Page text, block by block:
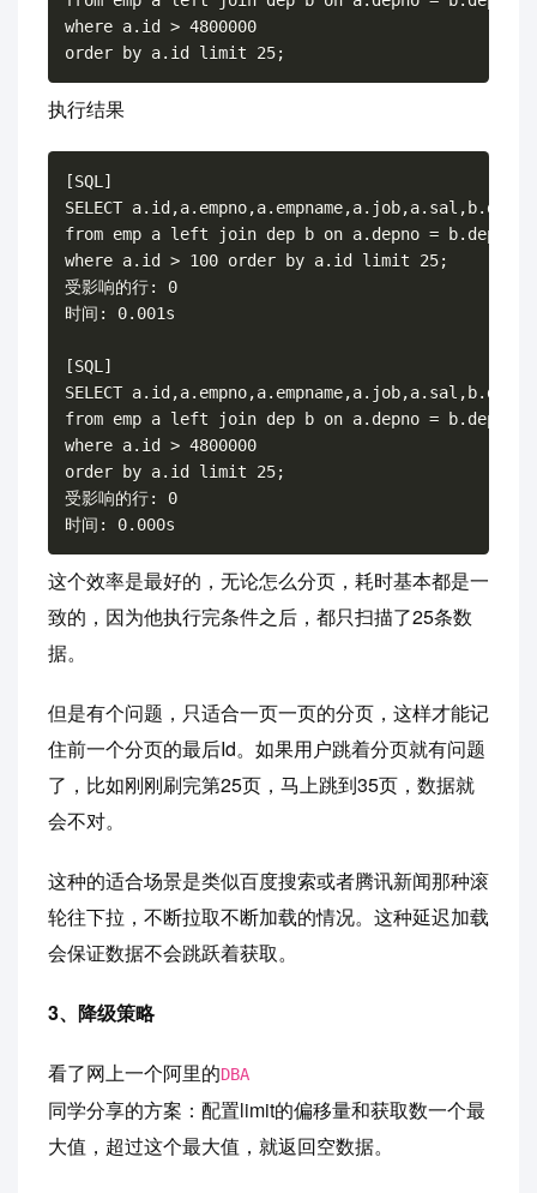
where a.id > 4800000
执行结果
[SQL]
SELECT
from emp a left join dep b on a.depno = b.depno
where a.id > 100 order by a.id limit 25;
受影响的行: 0
时间: 0.001s
[SQL]
SELECT
from emp a left join dep b on a.depno = b.depno
where a.id > 4800000
order by a.id limit 25;
受影响的行: 0
这个效率是最好的，无论怎么分页，耗时基本都是一
致的，因为他执行完条件之后，都只扫描了25条数
据。
但是有个问题，只适合一页一页的分页，这样才能记
住前一个分页的最后Id。如果用户跳着分页就有问题
了，比如刚刚刷完第25页，马上跳到35页，数据就
会不对。
这种的适合场景是类似百度搜索或者腾讯新闻那种滚
轮往下拉，不断拉取不断加载的情况。这种延迟加载
会保证数据不会跳跃着获取。
3、降级策略
看了网上一个阿里的DBA
同学分享的方案：配置limit的偏移量和获取数一个最
大值，超过这个最大值，就返回空数据。